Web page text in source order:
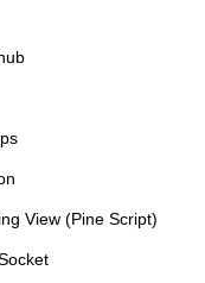
View (Pine Script)